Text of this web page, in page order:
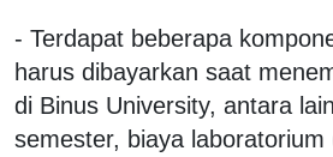
- Terdapat beberapa
harus dibayarkan saat
di Binus University, antara
semester, biaya laboratorium